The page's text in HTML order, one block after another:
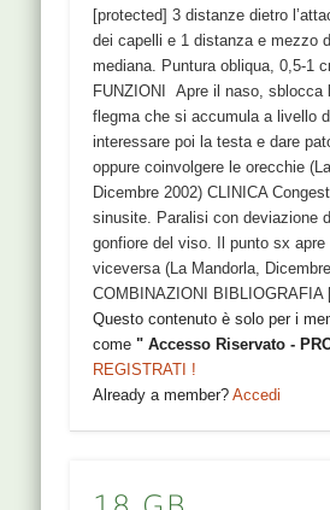
[protected] 3 distanze dietro
dei capelli e 1 distanza e mezzo
mediana. Puntura obliqua, 0,5-1
FUNZIONI Apre il naso, sblocca
flegma che si accumula a livello
interessare poi la testa e dare
oppure coinvolgere le orecchie
Dicembre 2002) CLINICA
sinusite. Paralisi con deviazione
gonfiore del viso. Il punto sx
viceversa (La Mandorla,
COMBINAZIONI BIBLIOGRAFIA
Questo contenuto è solo per i
come" Accesso Riservato -
REGISTRATI !
Already a member?Accedi